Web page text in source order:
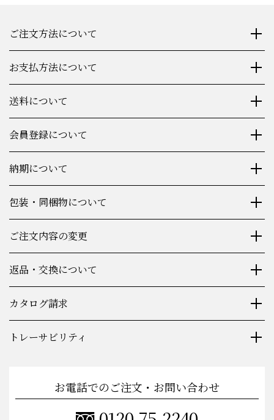
ご注文方法について
お支払方法について
送料について
会員登録について
納期について
包装・同梱物について
ご注文内容の変更
返品・交換について
カタログ請求
トレーサビリティ
お電話でのご注文・お問い合わせ